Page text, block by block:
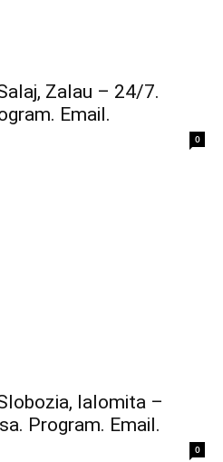
Zalau – 24/7.
Email.
0
Ialomita –
Program. Email.
0